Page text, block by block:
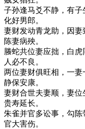
子孙逢马爻不静，有
化好男郎。
妻财发动青龙助，因
陈妻病殃。
螣蛇共位妻应拙，白
人必不良。
两位妻财俱旺相，一
静保安康。
妻财合世夫妻顺，妻
贵寿延长。
朱雀并官多讼事，勾
官大害伤。